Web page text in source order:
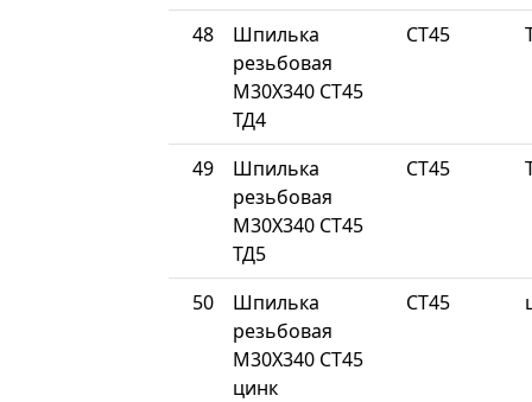
48
Шпилька
резьбовая
М30Х340 СТ45
ТД4
СТ45
49
Шпилька
резьбовая
М30Х340 СТ45
ТД5
СТ45
50
Шпилька
резьбовая
М30Х340 СТ45
цинк
СТ45